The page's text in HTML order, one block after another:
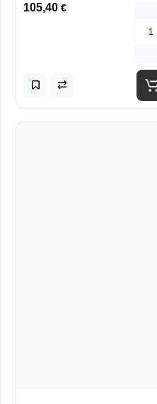
105,40 €